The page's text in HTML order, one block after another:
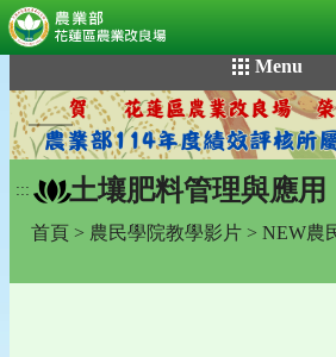
到
主
要
內
容
Menu
::: 土壤肥料管理與應用
首頁 > 農民學院教學影片 > NEW農